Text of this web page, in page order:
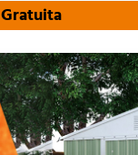
Gratuita